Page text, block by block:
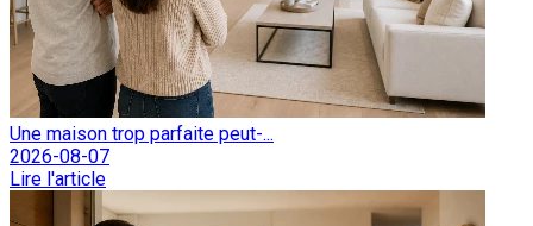
Une maison trop parfaite peut-...
2026-08-07
Lire l'article